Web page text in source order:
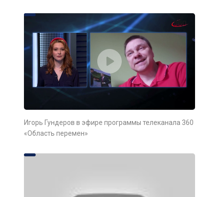
Игорь Гундеров в эфире программы телеканала 360
«Область перемен»